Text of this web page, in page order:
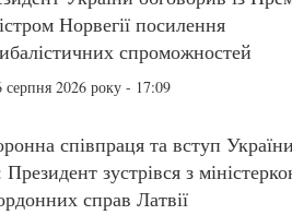
Норвегії посилення
спроможностей
серпня 2026 року - 17:09
співпраця та вступ
зустрівся з
справ Латвії